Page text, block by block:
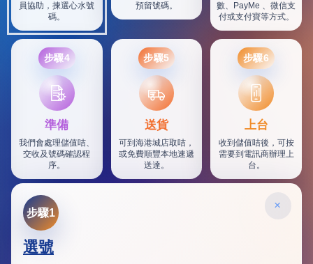
員協助，揀選心水號
碼。
預留號碼。
數、PayMe 、微信支
付或支付寶等方式。
步驟4
準備
我們會處理儲值咭、
交收及號碼確認程
序。
步驟5
SF
送貨
可到海港城店取咭，
或免費順豐本地速遞
送達。
步驟6
上台
收到儲值咭後，可按
需要到電訊商辦理上
台。
×
步驟1
選號